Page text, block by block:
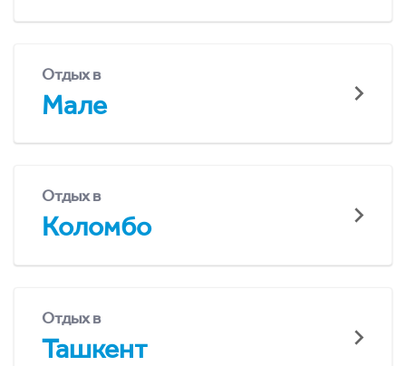
Отдых в
Мале
Отдых в
Коломбо
Отдых в
Ташкент